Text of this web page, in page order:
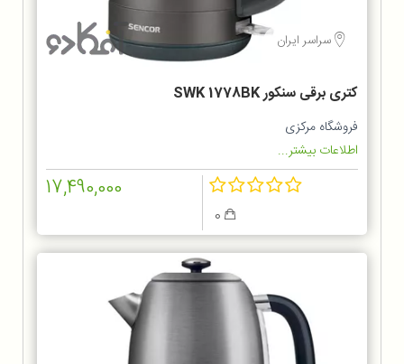
سراسر ایران
کتری برقی سنکور SWK 1778BK
فروشگاه مرکزی
اطلاعات بیشتر...
17,490,000